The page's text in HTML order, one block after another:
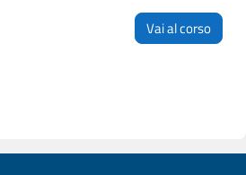
Vai al corso